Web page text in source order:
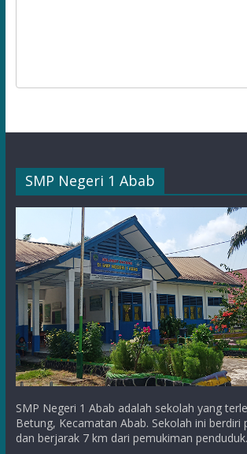
SMP Negeri 1 Abab
SMP Negeri 1 Abab adalah sekolah yang
Betung, Kecamatan Abab. Sekolah ini berdiri
dan berjarak 7 km dari pemukiman penduduk.